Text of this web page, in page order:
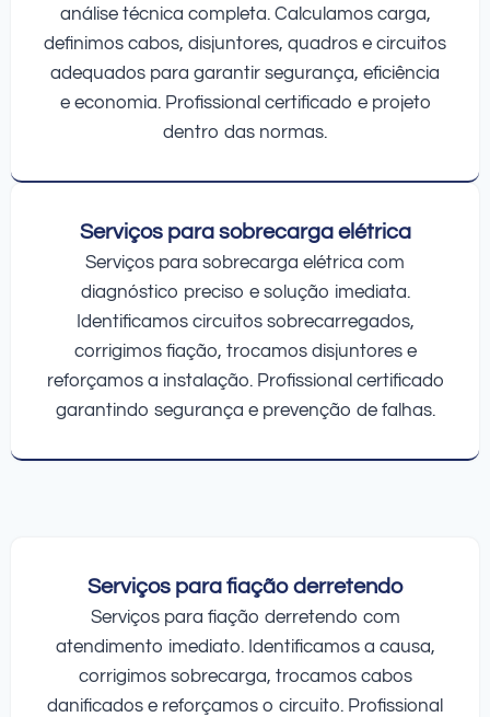
análise técnica completa. Calculamos carga,
definimos cabos, disjuntores, quadros e circuitos
adequados para garantir segurança, eficiência
e economia. Profissional certificado e projeto
dentro das normas.
Serviços para sobrecarga elétrica
Serviços para sobrecarga elétrica com
diagnóstico preciso e solução imediata.
Identificamos circuitos sobrecarregados,
corrigimos fiação, trocamos disjuntores e
reforçamos a instalação. Profissional certificado
garantindo segurança e prevenção de falhas.
Serviços para fiação derretendo
Serviços para fiação derretendo com
atendimento imediato. Identificamos a causa,
corrigimos sobrecarga, trocamos cabos
danificados e reforçamos o circuito. Profissional